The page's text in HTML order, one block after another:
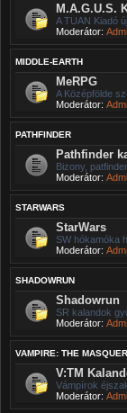
M.A.G.U.S.
A TUAN Kiadó
Moderátor:
MIDDLE-EARTH
MeRPG
A Középfölde
Moderátor:
PATHFINDER
Pathfinder
Bizony,
Moderátor:
STARWARS
StarWars
SW hókamóka
Moderátor:
SHADOWRUN
Shadowrun
SR kalandok
Moderátor:
VAMPIRE: THE
V:TM
Vámpírok
Moderátor: